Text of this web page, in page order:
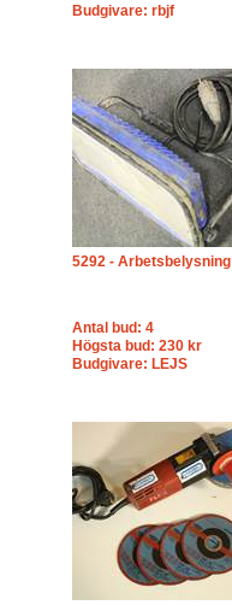
Budgivare: rbjf
5292 - Arbetsbelysning
Antal bud: 4
Högsta bud: 230 kr
Budgivare: LEJS